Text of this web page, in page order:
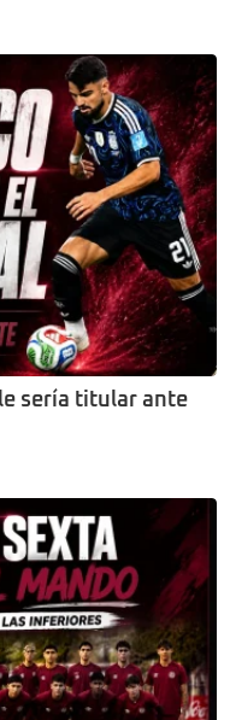
sería titular ante